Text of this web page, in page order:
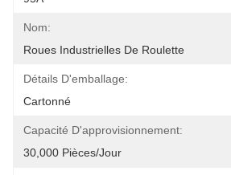
Nom:
Roues Industrielles De Roulette
Détails D'emballage:
Cartonné
Capacité D'approvisionnement:
30,000 Pièces/jour